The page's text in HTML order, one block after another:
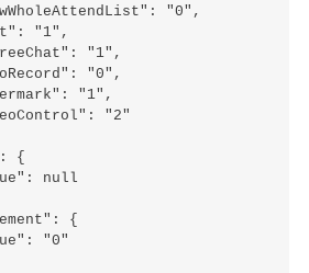
"0",
"1",
"1",
"0",
"1",
"2"
{
null
{
"0"